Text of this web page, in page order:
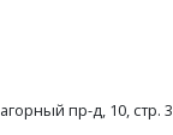
пр-д, 10, стр. 3